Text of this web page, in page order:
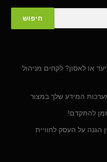
או לאסון? לקחים מניהול
המידע שלך במצור
הגנה על העסק לחוויית